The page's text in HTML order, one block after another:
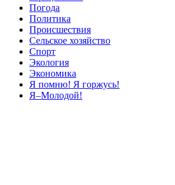
Погода
Политика
Происшествия
Сельское хозяйство
Спорт
Экология
Экономика
Я помню! Я горжусь!
Я–Молодой!